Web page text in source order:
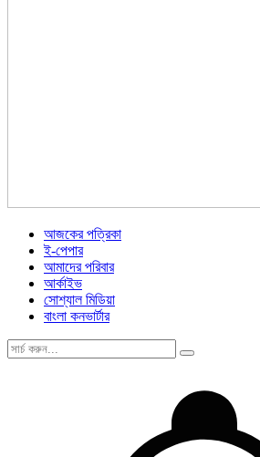
আজকের পত্রিকা
ই-পেপার
আমাদের পরিবার
আর্কাইভ
সোশ্যাল মিডিয়া
বাংলা কনভার্টার